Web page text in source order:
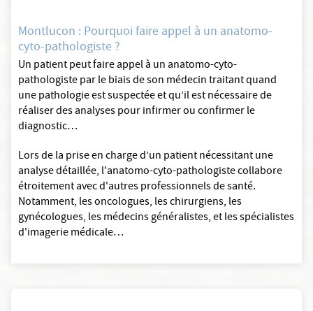
Montlucon : Pourquoi faire appel à un anatomo-
cyto-pathologiste ?
Un patient peut faire appel à un anatomo-cyto-
pathologiste par le biais de son médecin traitant quand
une pathologie est suspectée et qu’il est nécessaire de
réaliser des analyses pour infirmer ou confirmer le
diagnostic…
Lors de la prise en charge d’un patient nécessitant une
analyse détaillée, l'anatomo-cyto-pathologiste collabore
étroitement avec d'autres professionnels de santé.
Notamment, les oncologues, les chirurgiens, les
gynécologues, les médecins généralistes, et les spécialistes
d'imagerie médicale…